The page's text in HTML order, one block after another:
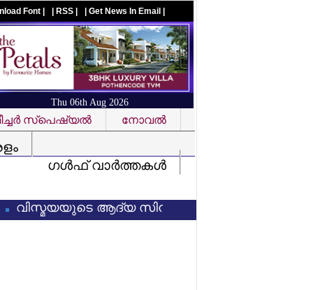
Font | | RSS | | Get News In Email |
Thu 06th Aug 2026
സ്‌പെഷ്യല്‍
നോവല്‍
ഗള്‍ഫ് വാര്‍ത്തകള്‍
ആദ്യ സിനിമ കണ്ട ശേഷം സംവിധായകന്